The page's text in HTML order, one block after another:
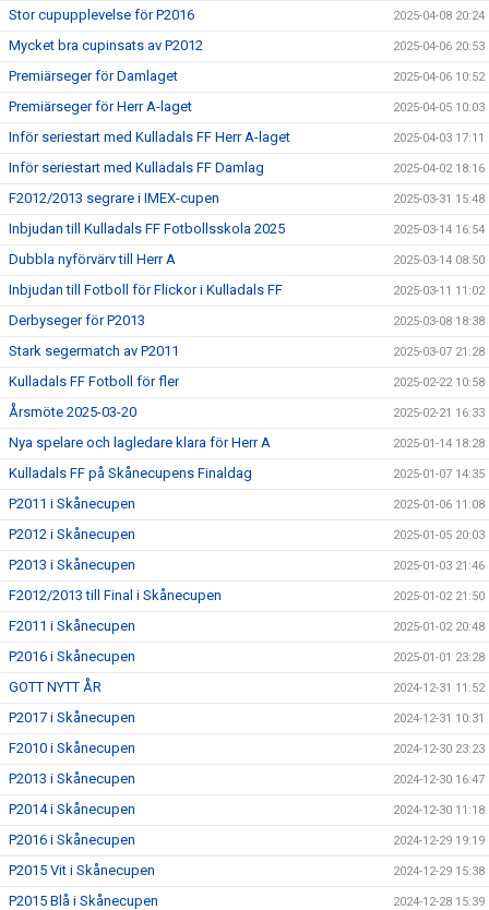
Stor cupupplevelse för P2016 2025-04-08 20:24
Mycket bra cupinsats av P2012 2025-04-06 20:53
Premiärseger för Damlaget 2025-04-06 10:52
Premiärseger för Herr A-laget 2025-04-05 10:03
Inför seriestart med Kulladals FF Herr A-laget 2025-04-03 17:11
Inför seriestart med Kulladals FF Damlag 2025-04-02 18:16
F2012/2013 segrare i IMEX-cupen 2025-03-31 15:48
Inbjudan till Kulladals FF Fotbollsskola 2025 2025-03-14 16:54
Dubbla nyförvärv till Herr A 2025-03-14 08:50
Inbjudan till Fotboll för Flickor i Kulladals FF 2025-03-11 11:02
Derbyseger för P2013 2025-03-08 18:38
Stark segermatch av P2011 2025-03-07 21:28
Kulladals FF Fotboll för fler 2025-02-22 10:58
Årsmöte 2025-03-20 2025-02-21 16:33
Nya spelare och lagledare klara för Herr A 2025-01-14 18:28
Kulladals FF på Skånecupens Finaldag 2025-01-07 14:35
P2011 i Skånecupen 2025-01-06 11:08
P2012 i Skånecupen 2025-01-05 20:03
P2013 i Skånecupen 2025-01-03 21:46
F2012/2013 till Final i Skånecupen 2025-01-02 21:50
F2011 i Skånecupen 2025-01-02 20:48
P2016 i Skånecupen 2025-01-01 23:28
GOTT NYTT ÅR 2024-12-31 11:52
P2017 i Skånecupen 2024-12-31 10:31
F2010 i Skånecupen 2024-12-30 23:23
P2013 i Skånecupen 2024-12-30 16:47
P2014 i Skånecupen 2024-12-30 11:18
P2016 i Skånecupen 2024-12-29 19:19
P2015 Vit i Skånecupen 2024-12-29 15:38
P2015 Blå i Skånecupen 2024-12-28 15:39